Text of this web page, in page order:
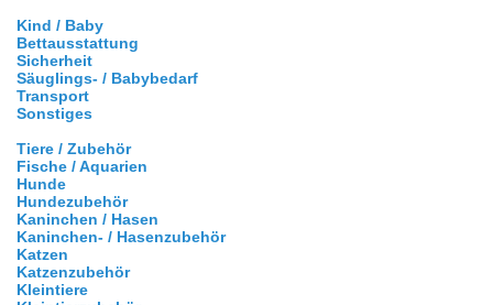
Kind / Baby
Bettausstattung
Sicherheit
Säuglings- / Babybedarf
Transport
Sonstiges
Tiere / Zubehör
Fische / Aquarien
Hunde
Hundezubehör
Kaninchen / Hasen
Kaninchen- / Hasenzubehör
Katzen
Katzenzubehör
Kleintiere